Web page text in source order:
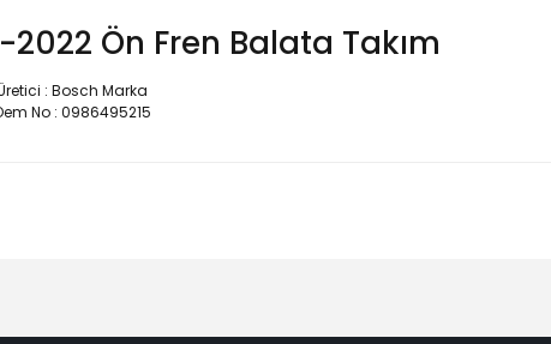
Ön Fren Balata Takım
: Bosch Marka
No : 0986495215